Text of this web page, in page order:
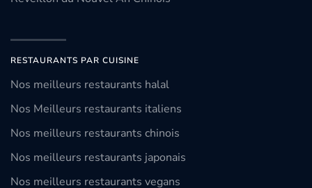
RESTAURANTS PAR CUISINE
Nos meilleurs restaurants halal
Nos Meilleurs restaurants italiens
Nos meilleurs restaurants chinois
Nos meilleurs restaurants japonais
Nos meilleurs restaurants vegans